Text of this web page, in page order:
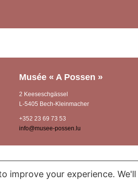
Musée « A Possen »
2 Keeseschgässel
L-5405 Bech-Kleinmacher
+352 23 69 73 53
info@musee-possen.lu
improve your experience.